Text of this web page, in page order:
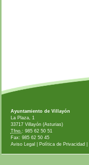
Ayuntamiento de Villayón
La Plaza, 1
33717 Villayón (Asturias)
Tfno. : 985 62 50 51
Fax: 985 62 50 45
Aviso Legal
Política de Privacidad